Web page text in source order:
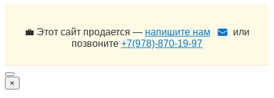
💼 Этот сайт продается — напишите нам
или
позвоните +7(978)-870-19-97
×